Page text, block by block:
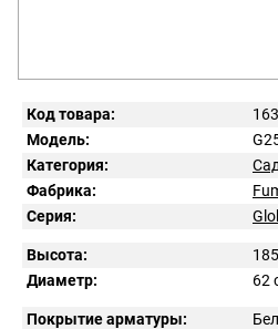
Код товара:
Модель:
Категория:
Фабрика:
Серия:
Высота:
Диаметр:
62
Покрытие арматуры: